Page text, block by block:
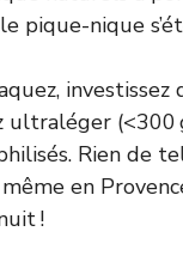
pique-nique
investissez
ultraléger (<300
Rien de
en
!